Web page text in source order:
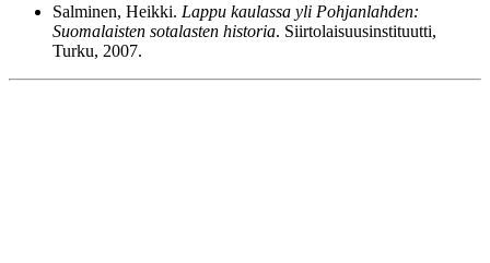
Salminen, Heikki. Lappu kaulassa yli Pohjanlahden:
Suomalaisten sotalasten historia. Siirtolaisuusinstituutti,
Turku, 2007.